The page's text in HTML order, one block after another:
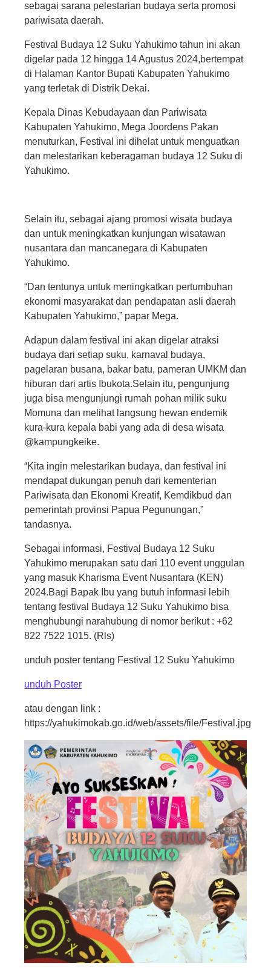
sebagai sarana pelestarian budaya serta promosi
pariwisata daerah.
Festival Budaya 12 Suku Yahukimo tahun ini akan
digelar pada 12 hingga 14 Agustus 2024,bertempat
di Halaman Kantor Bupati Kabupaten Yahukimo
yang terletak di Distrik Dekai.
Kepala Dinas Kebudayaan dan Pariwisata
Kabupaten Yahukimo, Mega Joordens Pakan
menuturkan, Festival ini dihelat untuk menguatkan
dan melestarikan keberagaman budaya 12 Suku di
Yahukimo.
Selain itu, sebagai ajang promosi wisata budaya
dan untuk meningkatkan kunjungan wisatawan
nusantara dan mancanegara di Kabupaten
Yahukimo.
“Dan tentunya untuk meningkatkan pertumbuhan
ekonomi masyarakat dan pendapatan asli daerah
Kabupaten Yahukimo,” papar Mega.
Adapun dalam festival ini akan digelar atraksi
budaya dari setiap suku, karnaval budaya,
pagelaran busana, bakar batu, pameran UMKM dan
hiburan dari artis Ibukota.Selain itu, pengunjung
juga bisa mengunjungi rumah pohan milik suku
Momuna dan melihat langsung hewan endemik
kura-kura kepala babi yang ada di desa wisata
@kampungkeike.
“Kita ingin melestarikan budaya, dan festival ini
mendapat dukungan penuh dari kementerian
Pariwisata dan Ekonomi Kreatif, Kemdikbud dan
pemerintah provinsi Papua Pegunungan,”
tandasnya.
Sebagai informasi, Festival Budaya 12 Suku
Yahukimo merupakan satu dari 110 event unggulan
yang masuk Kharisma Event Nusantara (KEN)
2024.Bagi Bapak Ibu yang butuh informasi lebih
tentang festival Budaya 12 Suku Yahukimo bisa
menghubungi narahubung di nomor berikut : +62
822 7522 1015. (Rls)
unduh poster tentang Festival 12 Suku Yahukimo
unduh Poster
atau dengan link :
https://yahukimokab.go.id/web/assets/file/Festival.jpg